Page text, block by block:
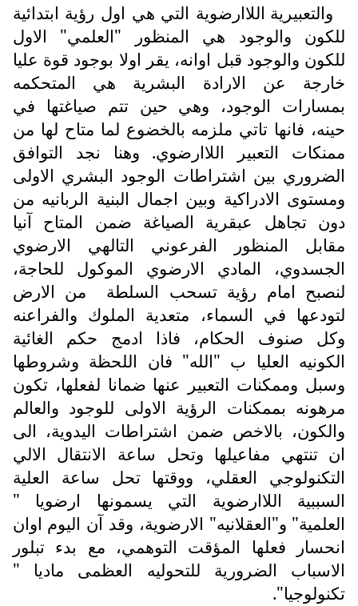
والتعبيرية اللاارضوية التي هي اول رؤية ابتدائية
للكون والوجود هي المنظور "العلمي" الاول
للكون والوجود قبل اوانه، يقر اولا بوجود قوة عليا
خارجة عن الارادة البشرية هي المتحكمه
بمسارات الوجود، وهي حين تتم صياغتها في
حينه، فانها تاتي ملزمه بالخضوع لما متاح لها من
ممنكات التعبير اللاارضوي. وهنا نجد التوافق
الضروري بين اشتراطات الوجود البشري الاولى
ومستوى الادراكية وبين اجمال البنية الربانيه من
دون تجاهل عبقرية الصياغة ضمن المتاح آنيا
مقابل المنظور الفرعوني التالهي الارضوي
الجسدوي، المادي الارضوي الموكول للحاجة،
لنصبح امام رؤية تسحب السلطة
من الارض
لتودعها في السماء، متعدية الملوك والفراعنه
وكل صنوف الحكام، فاذا ادمج حكم الغائية
الكونيه العليا ب "الله" فان اللحظة وشروطها
وسبل وممكنات التعبير عنها ضمانا لفعلها، تكون
مرهونه بممكنات الرؤية الاولى للوجود والعالم
والكون، بالاخص ضمن اشتراطات اليدوية، الى
ان تنتهي مفاعيلها وتحل ساعة الانتقال الالي
التكنولوجي العقلي، ووقتها تحل ساعة العلية
السببية اللاارضوية التي يسمونها ارضويا "
العلمية" و"العقلانيه" الارضوية، وقد آن اليوم اوان
انحسار فعلها المؤقت التوهمي، مع بدء تبلور
الاسباب الضرورية للتحوليه العظمى ماديا "
تكنولوجيا".